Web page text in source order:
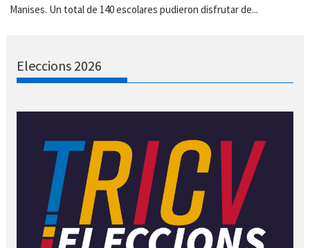
Manises. Un total de 140 escolares pudieron disfrutar de...
Eleccions 2026